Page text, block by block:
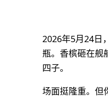
2026年5月24日
瓶。香槟砸在舰
四子。
场面挺隆重。但